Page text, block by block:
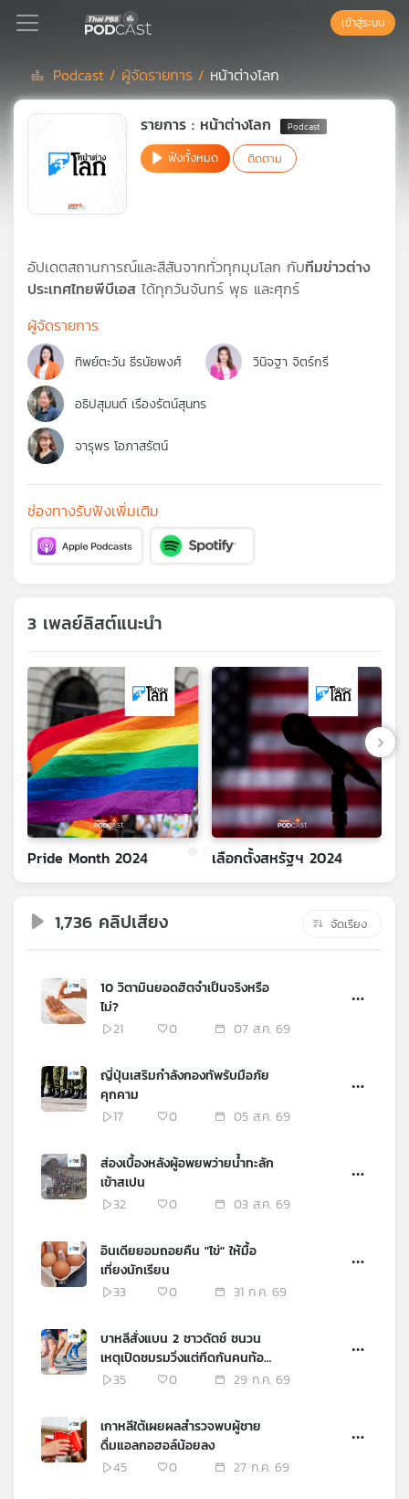
Podcast
เพล
สต์
ของ
คุณ
เพลง
บทความ
ข่าว
กิจกรรม
เกี่ยว
กับ
เรา
เครือ
ข่าย
วิทยุ
แผนที่
เครือ
เข้าสู่ระบบ
Podcast / ผู้จัดรายการ / หน้าต่างโลก
รายการ : หน้าต่างโลก
ฟังทั้งหมด ติดตาม
อัปเดตสถานการณ์และสีสันจากทั่วทุกมุมโลก กับทีมข่าวต่าง
ประเทศไทยพีบีเอส ได้ทุกวันจันทร์ พุธ และศุกร์
ผู้จัดรายการ
ทิพย์ตะวัน ธีรนัยพงศ์ วินิจฐา จิตร์กรี
อธิปสุมนต์ เรืองรัตน์สุนทร
จารุพร โอภาสรัตน์
ช่องทางรับฟังเพิ่มเติม
3 เพลย์ลิสต์แนะนำ
Pride Month 2024 เลือกตั้งสหรัฐฯ 2024
1,736 คลิปเสียง จัดเรียง
10 วิตามินยอดฮิตจำเป็นจริงหรือ
ไม่?
21
0 07 ส.ค. 69
ญี่ปุ่นเสริมกำลังกองทัพรับมือภัย
คุกคาม
17
0 05 ส.ค. 69
ส่องเบื้องหลังผู้อพยพว่ายน้ำทะลัก
เข้าสเปน
32
0 03 ส.ค. 69
อินเดียยอมถอยคืน "ไข่" ให้มื้อ
เที่ยงนักเรียน
33
0 31 ก.ค. 69
บาหลีสั่งแบน 2 ชาวดัตช์ ชนวน
เหตุเปิดชมรมวิ่งแต่กีดกันคนท้อง
ที่ 35 0 29 ก.ค. 69
เกาหลีใต้เผยผลสำรวจพบผู้ชาย
ดื่มแอลกอฮอล์น้อยลง
45
0 27 ก.ค. 69